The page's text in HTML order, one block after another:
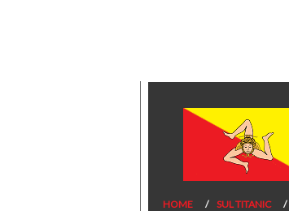
HOME SUL TITANIC